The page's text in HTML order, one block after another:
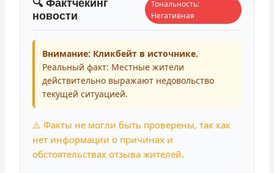
🔍 Фактчекинг
новости
Тональность:
Негативная
Внимание: Кликбейт в источнике.
Реальный факт: Местные жители
действительно выражают недовольство
текущей ситуацией.
⚠️ Факты не могли быть проверены, так как
нет информации о причинах и
обстоятельствах отзыва жителей.